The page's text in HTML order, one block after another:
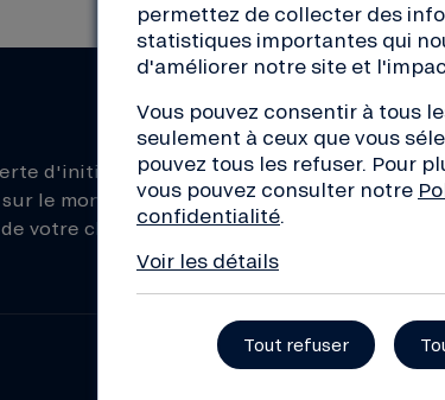
d'initiatives de la transition, conseils
le monde de la finance... Inscrivez-
votre choix !
permettez de collecter des
statistiques importantes qui
d'améliorer notre site et
Vous pouvez consentir à tous
seulement à ceux que vous
pouvez tous les refuser. Pour
vous pouvez consulter notre
confidentialité.
Voir les détails
Tout refuser